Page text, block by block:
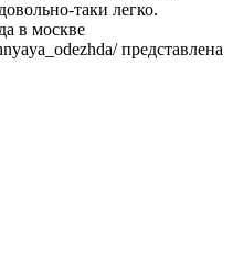
таки легко.
в москве
представлена